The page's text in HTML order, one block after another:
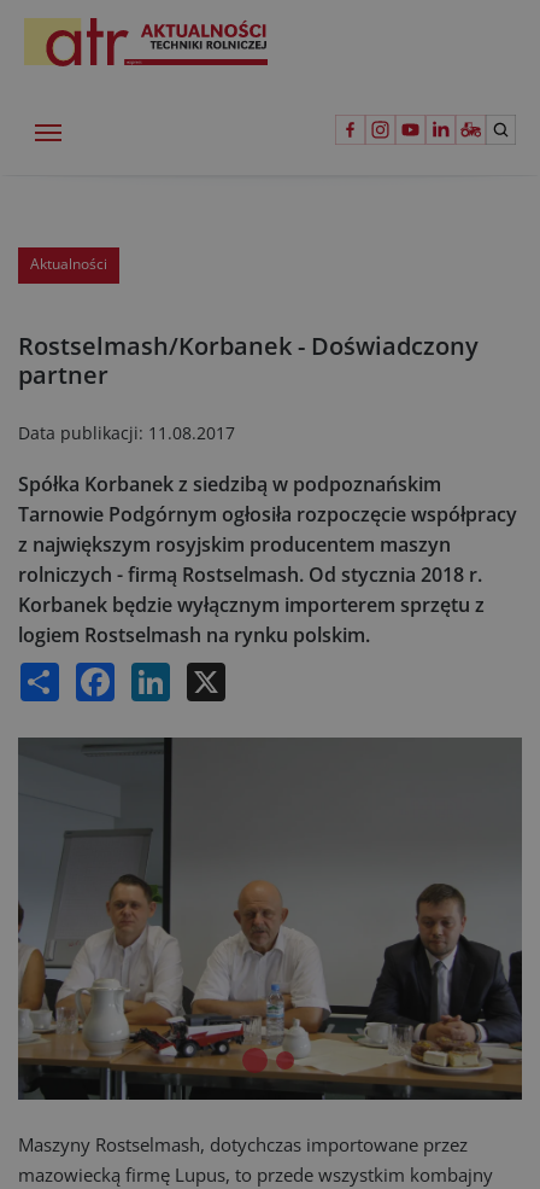
Aktualności
Rostselmash/Korbanek - Doświadczony
partner
Data publikacji: 11.08.2017
Spółka Korbanek z siedzibą w podpoznańskim
Tarnowie Podgórnym ogłosiła rozpoczęcie współpracy
z największym rosyjskim producentem maszyn
rolniczych - firmą Rostselmash. Od stycznia 2018 r.
Korbanek będzie wyłącznym importerem sprzętu z
logiem Rostselmash na rynku polskim.
Share Facebook LinkedIn
Maszyny Rostselmash, dotychczas importowane przez
mazowiecką firmę Lupus, to przede wszystkim kombajny